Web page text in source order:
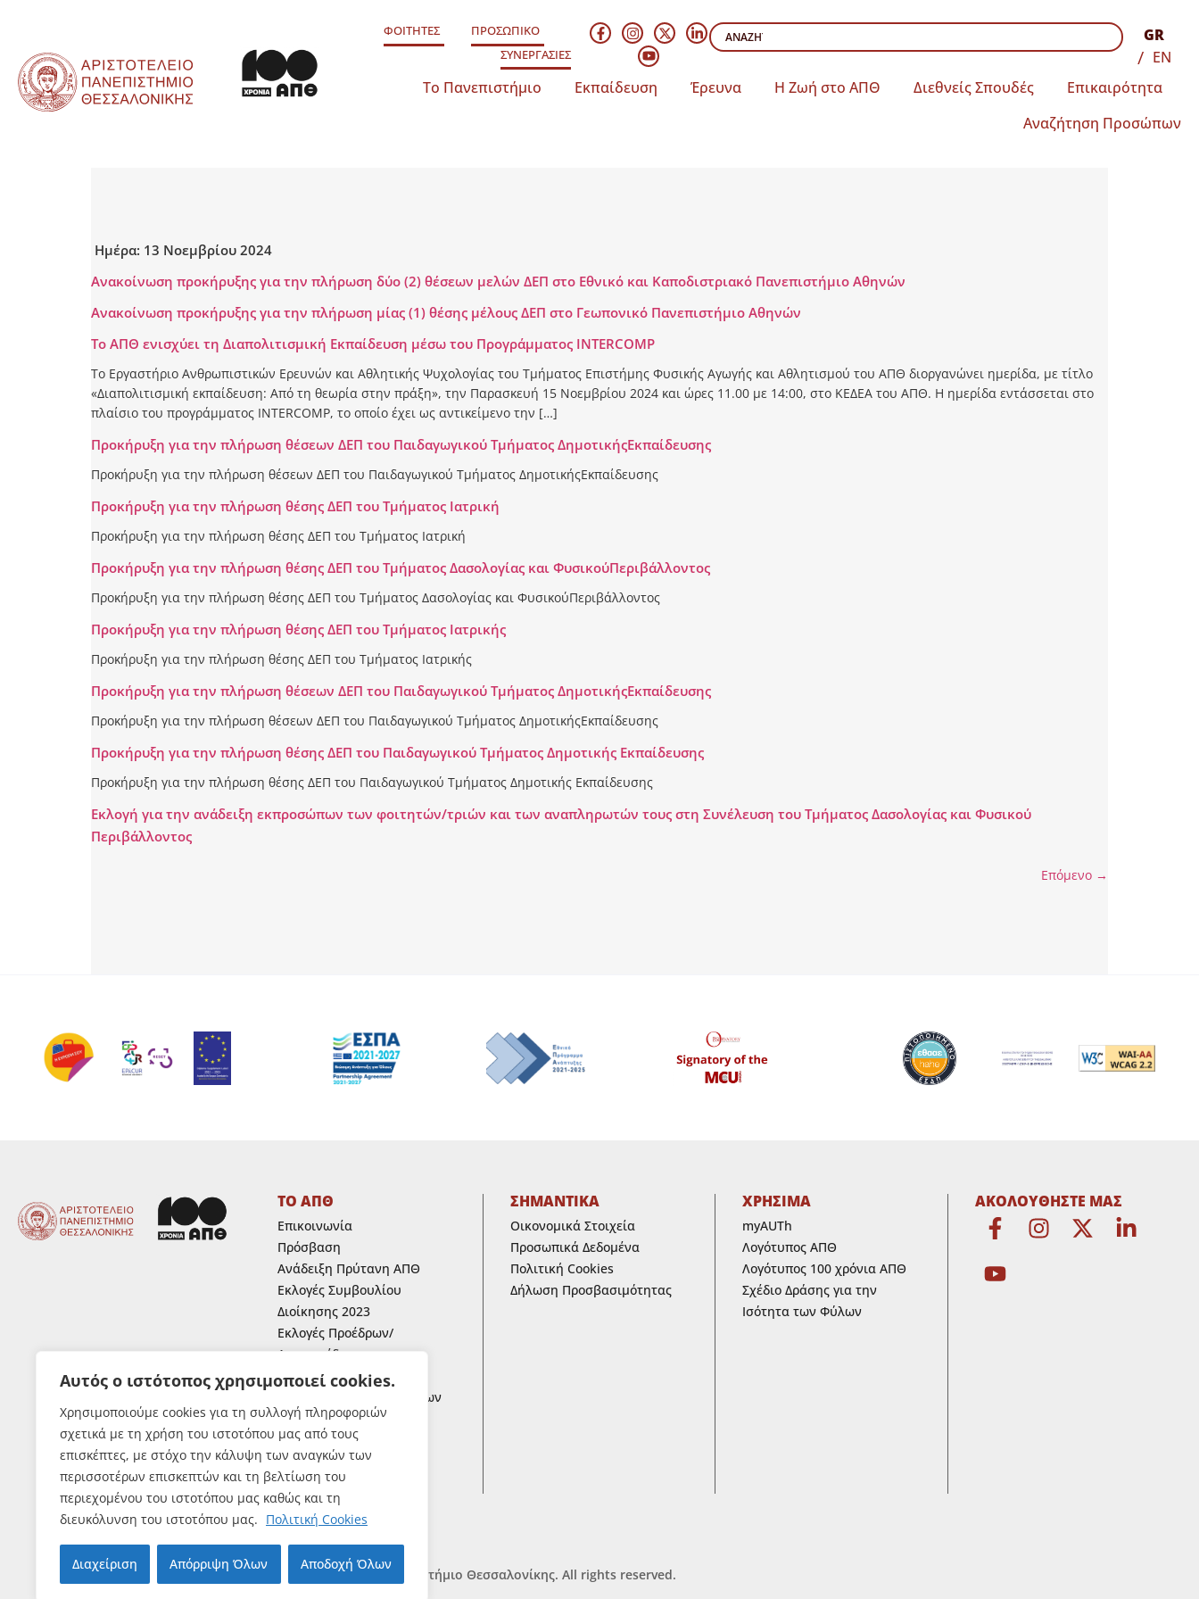
Αυτός ο ιστότοπος χρησιμοποιεί cookies.
Χρησιμοποιούμε cookies για τη συλλογή πληροφοριών
σχετικά με τη χρήση του ιστοτόπου μας από τους
επισκέπτες, με στόχο την κάλυψη των αναγκών των
περισσοτέρων επισκεπτών και τη βελτίωση του
περιεχομένου του ιστοτόπου μας καθώς και τη
διευκόλυνση του ιστοτόπου μας. Πολιτική Cookies
Διαχείριση Απόρριψη Όλων Αποδοχή Όλων
ΦΟΙΤΗΤΕΣ
ΠΡΟΣΩΠΙΚΟ
ΣΥΝΕΡΓΑΣΙΕΣ
GR
EN
Το Πανεπιστήμιο
Εκπαίδευση Έρευνα Η Ζωή στο ΑΠΘ Διεθνείς Σπουδές
Επικαιρότητα
Αναζήτηση Προσώπων
Ημέρα: 13 Νοεμβρίου 2024
Ανακοίνωση προκήρυξης για την πλήρωση δύο (2) θέσεων μελών ΔΕΠ στο Εθνικό και Καποδιστριακό Πανεπιστήμιο Αθηνών
Ανακοίνωση προκήρυξης για την πλήρωση μίας (1) θέσης μέλους ΔΕΠ στο Γεωπονικό Πανεπιστήμιο Αθηνών
Το ΑΠΘ ενισχύει τη Διαπολιτισμική Εκπαίδευση μέσω του Προγράμματος INTERCOMP
Το Εργαστήριο Ανθρωπιστικών Ερευνών και Αθλητικής Ψυχολογίας του Τμήματος Επιστήμης Φυσικής Αγωγής και Αθλητισμού του ΑΠΘ διοργανώνει ημερίδα, με τίτλο
«Διαπολιτισμική εκπαίδευση: Από τη θεωρία στην πράξη», την Παρασκευή 15 Νοεμβρίου 2024 και ώρες 11.00 με 14:00, στο ΚΕΔΕΑ του ΑΠΘ. Η ημερίδα εντάσσεται στο
πλαίσιο του προγράμματος INTERCOMP, το οποίο έχει ως αντικείμενο την […]
Προκήρυξη για την πλήρωση θέσεων ΔΕΠ του Παιδαγωγικού Τμήματος ΔημοτικήςΕκπαίδευσης
Προκήρυξη για την πλήρωση θέσεων ΔΕΠ του Παιδαγωγικού Τμήματος ΔημοτικήςΕκπαίδευσης
Προκήρυξη για την πλήρωση θέσης ΔΕΠ του Τμήματος Ιατρική
Προκήρυξη για την πλήρωση θέσης ΔΕΠ του Τμήματος Ιατρική
Προκήρυξη για την πλήρωση θέσης ΔΕΠ του Τμήματος Δασολογίας και ΦυσικούΠεριβάλλοντος
Προκήρυξη για την πλήρωση θέσης ΔΕΠ του Τμήματος Δασολογίας και ΦυσικούΠεριβάλλοντος
Προκήρυξη για την πλήρωση θέσης ΔΕΠ του Τμήματος Ιατρικής
Προκήρυξη για την πλήρωση θέσης ΔΕΠ του Τμήματος Ιατρικής
Προκήρυξη για την πλήρωση θέσεων ΔΕΠ του Παιδαγωγικού Τμήματος ΔημοτικήςΕκπαίδευσης
Προκήρυξη για την πλήρωση θέσεων ΔΕΠ του Παιδαγωγικού Τμήματος ΔημοτικήςΕκπαίδευσης
Προκήρυξη για την πλήρωση θέσης ΔΕΠ του Παιδαγωγικού Τμήματος Δημοτικής Εκπαίδευσης
Προκήρυξη για την πλήρωση θέσης ΔΕΠ του Παιδαγωγικού Τμήματος Δημοτικής Εκπαίδευσης
Εκλογή για την ανάδειξη εκπροσώπων των φοιτητών/τριών και των αναπληρωτών τους στη Συνέλευση του Τμήματος Δασολογίας και Φυσικού
Περιβάλλοντος
Επόμενο →
ΤΟ ΑΠΘ
Επικοινωνία
Πρόσβαση
Ανάδειξη Πρύτανη ΑΠΘ
Εκλογές Συμβουλίου
Διοίκησης 2023
Εκλογές Προέδρων/
Αντιπροέδρων
Ανάδειξη Κοσμητόρων
Ανάδειξη εκπροσώπων των
μελών Ε.Ε.Π.,Ε.ΔΙ.Π. ΚΑΙ
Ε.Τ.Ε.Π. στα συλλογικά
όργανα του Α.Π.Θ.
Εκλογές Φοιτητών
ΣΗΜΑΝΤΙΚΑ
Οικονομικά Στοιχεία
Προσωπικά Δεδομένα
Πολιτική Cookies
Δήλωση Προσβασιμότητας
ΧΡΗΣΙΜΑ
myAUTh
Λογότυπος ΑΠΘ
Λογότυπος 100 χρόνια ΑΠΘ
Σχέδιο Δράσης για την
Ισότητα των Φύλων
ΑΚΟΛΟΥΘΗΣΤΕ ΜΑΣ
© Αριστοτέλειο Πανεπιστήμιο Θεσσαλονίκης. All rights reserved.